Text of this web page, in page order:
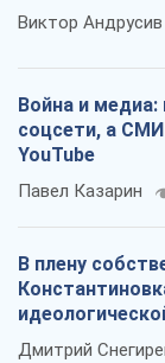
Виктор Андрусив
Война и
соцсети, а
YouTube
Павел Казарин
В плену
российских
Дмитрий